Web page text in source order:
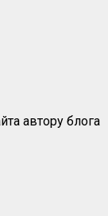
автору блога